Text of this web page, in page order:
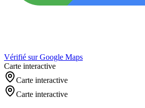
Vérifié sur Google Maps
Carte interactive
Carte interactive
Carte interactive